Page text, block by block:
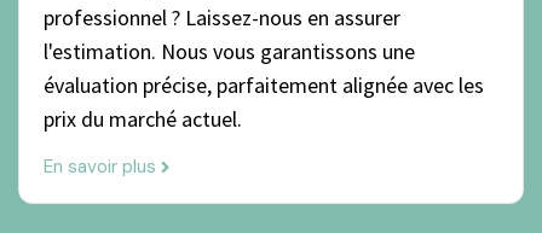
professionnel ? Laissez-nous en assurer
l'estimation. Nous vous garantissons une
évaluation précise, parfaitement alignée avec les
prix du marché actuel.
En savoir plus